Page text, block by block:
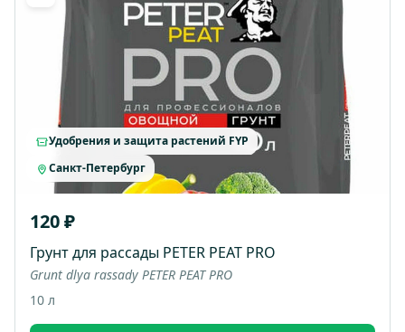
Удобрения и защита растений FYP
Санкт-Петербург
120 ₽
Грунт для рассады PETER PEAT PRO
Grunt dlya rassady PETER PEAT PRO
10 л